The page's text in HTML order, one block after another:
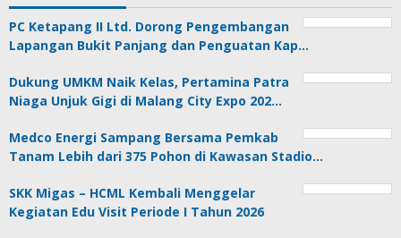
PC Ketapang II Ltd. Dorong Pengembangan
Lapangan Bukit Panjang dan Penguatan Kap…
Dukung UMKM Naik Kelas, Pertamina Patra
Niaga Unjuk Gigi di Malang City Expo 202…
Medco Energi Sampang Bersama Pemkab
Tanam Lebih dari 375 Pohon di Kawasan Stadio…
SKK Migas – HCML Kembali Menggelar
Kegiatan Edu Visit Periode I Tahun 2026